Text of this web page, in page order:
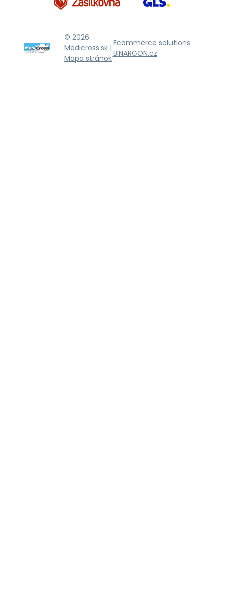
© 2026
Medicross.sk |
Mapa stránok
Ecommerce solutions
BINARGON.cz